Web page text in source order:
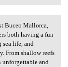
Buceo Mallorca,
both having a fun
life, and
From shallow reefs
unforgettable and